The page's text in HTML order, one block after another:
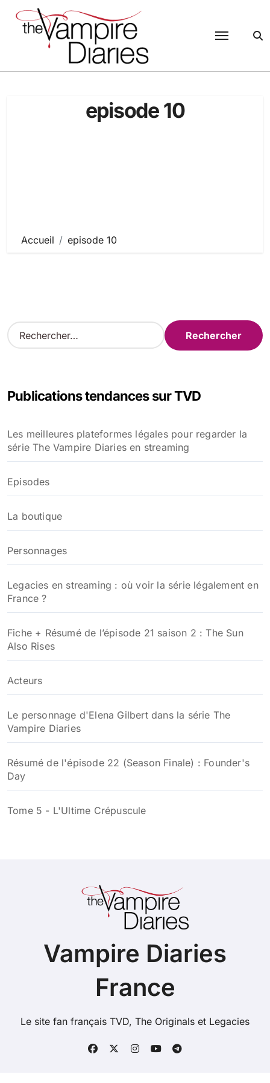
contenu
episode 10
Accueil episode 10
R
e
r
e
r
Publications tendances sur TVD
Les meilleures plateformes légales pour regarder la
série The Vampire Diaries en streaming
Episodes
La boutique
Personnages
Legacies en streaming : où voir la série légalement en
France ?
Fiche + Résumé de l’épisode 21 saison 2 : The Sun
Also Rises
Acteurs
Le personnage d'Elena Gilbert dans la série The
Vampire Diaries
Résumé de l'épisode 22 (Season Finale) : Founder's
Day
Tome 5 - L'Ultime Crépuscule
Vampire Diaries
France
Le site fan français TVD, The Originals et Legacies